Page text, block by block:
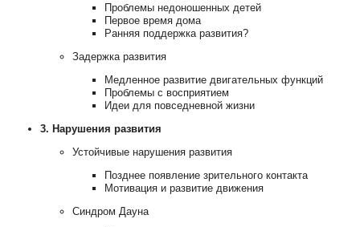
Проблемы недоношенных детей
Первое время дома
Ранняя поддержка развития?
Задержка развития
Медленное развитие двигательных функций
Проблемы с восприятием
Идеи для повседневной жизни
3. Нарушения развития
Устойчивые нарушения развития
Позднее появление зрительного контакта
Мотивация и развитие движения
Синдром Дауна